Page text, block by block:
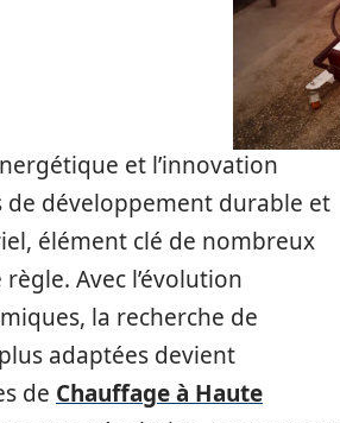
et l’innovation
développement durable et
élément clé de nombreux
Avec l’évolution
la recherche de
adaptées devient
de Chauffage à Haute